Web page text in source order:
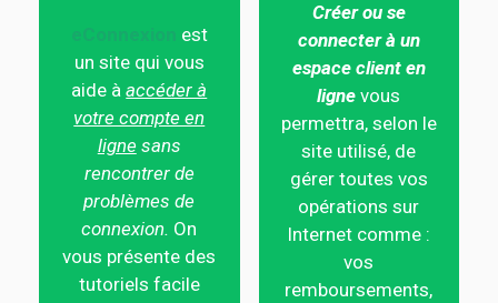
est
un site qui vous
aide àaccéder à
votre compte en
ligne sans
rencontrer de
problèmes de
connexion. On
vous présente des
tutoriels facile
Créer ou se
connecter à un
espace client en
ligne vous
permettra, selon le
site utilisé, de
gérer toutes vos
opérations sur
Internet comme :
vos
remboursements,